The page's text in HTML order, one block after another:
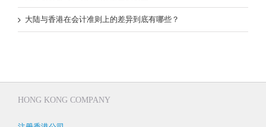
大陆与香港在会计准则上的差异到底有哪些？
HONG KONG COMPANY